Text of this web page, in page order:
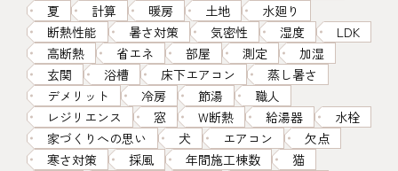
夏
計算 暖房 土地
水廻り
断熱性能
暑さ対策 気密性 湿度
LDK
高断熱
省エネ 部屋 測定
加湿
玄関
浴槽 床下エアコン
蒸し暑さ
デメリット
冷房 節湯
職人
レジリエンス
窓 W断熱 給湯器
水栓
家づくりへの思い
犬 エアコン
欠点
寒さ対策
採風 年間施工棟数
猫